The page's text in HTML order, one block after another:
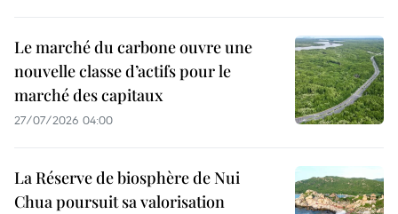
Le marché du carbone ouvre une
nouvelle classe d’actifs pour le
marché des capitaux
27/07/2026 04:00
La Réserve de biosphère de Nui
Chua poursuit sa valorisation